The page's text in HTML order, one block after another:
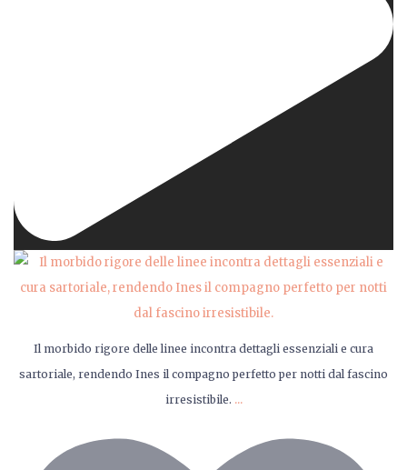
Il morbido rigore delle linee incontra dettagli essenziali e cura
sartoriale, rendendo Ines il compagno perfetto per notti dal fascino
irresistibile. ...